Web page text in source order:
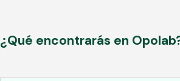
¿Qué encontrarás en